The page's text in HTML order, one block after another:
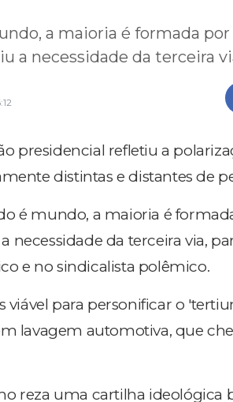
a maioria é formada por
a necessidade da terceira
presidencial refletiu a
distintas e distantes de
é mundo, a maioria é
necessidade da terceira via,
e no sindicalista polêmico.
viável para personificar o
lavagem automotiva, que
reza uma cartilha ideológica